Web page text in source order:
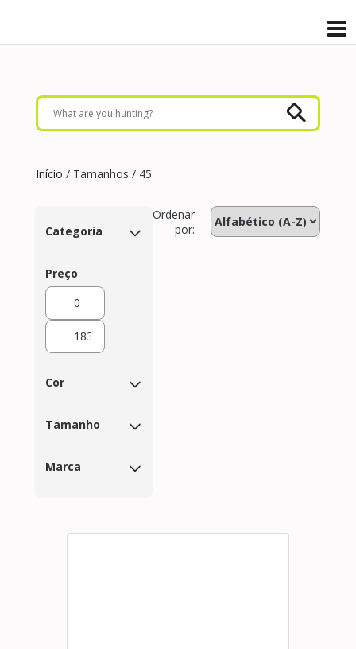
Início / Tamanhos / 45
Categoria
Preço
Cor
Tamanho
Marca
Ordenar
por: